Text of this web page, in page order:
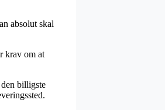
absolut skal
krav om at
billigste